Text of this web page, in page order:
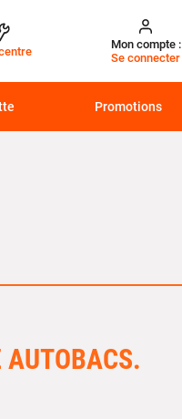
Mon compte :
Se connecter
Promotions
AUTOBACS.